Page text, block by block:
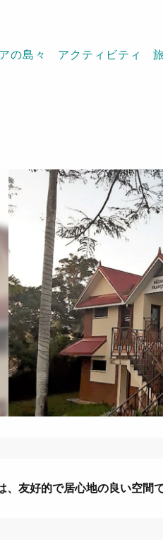
の島々 アクティビティ
友好的で居心地の良い空間で